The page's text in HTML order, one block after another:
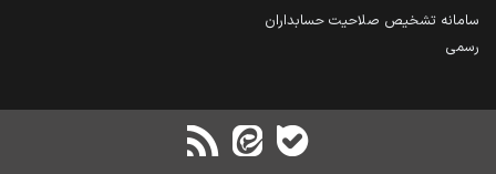
سامانه تشخیص صلاحیت حسابداران
رسمی